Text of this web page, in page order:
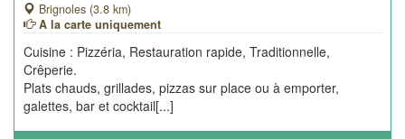
Brignoles (3.8 km)
A la carte uniquement
Cuisine : Pizzéria, Restauration rapide, Traditionnelle,
Crêperie.
Plats chauds, grillades, pizzas sur place ou à emporter,
galettes, bar et cocktail[...]